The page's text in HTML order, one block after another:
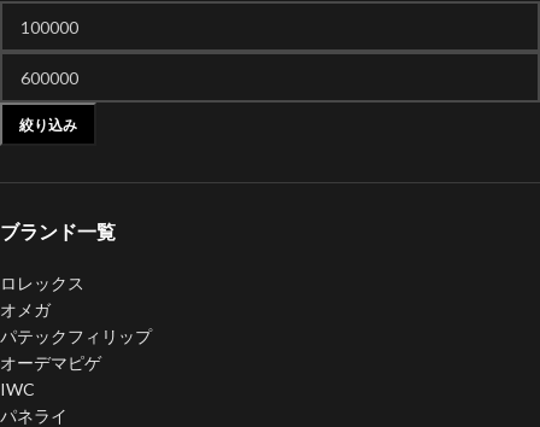
絞り込み
ブランド一覧
ロレックス
オメガ
パテックフィリップ
オーデマピゲ
IWC
パネライ